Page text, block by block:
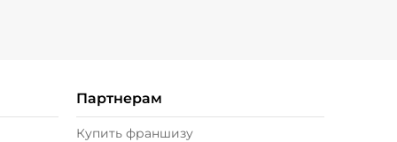
Партнерам
Купить франшизу